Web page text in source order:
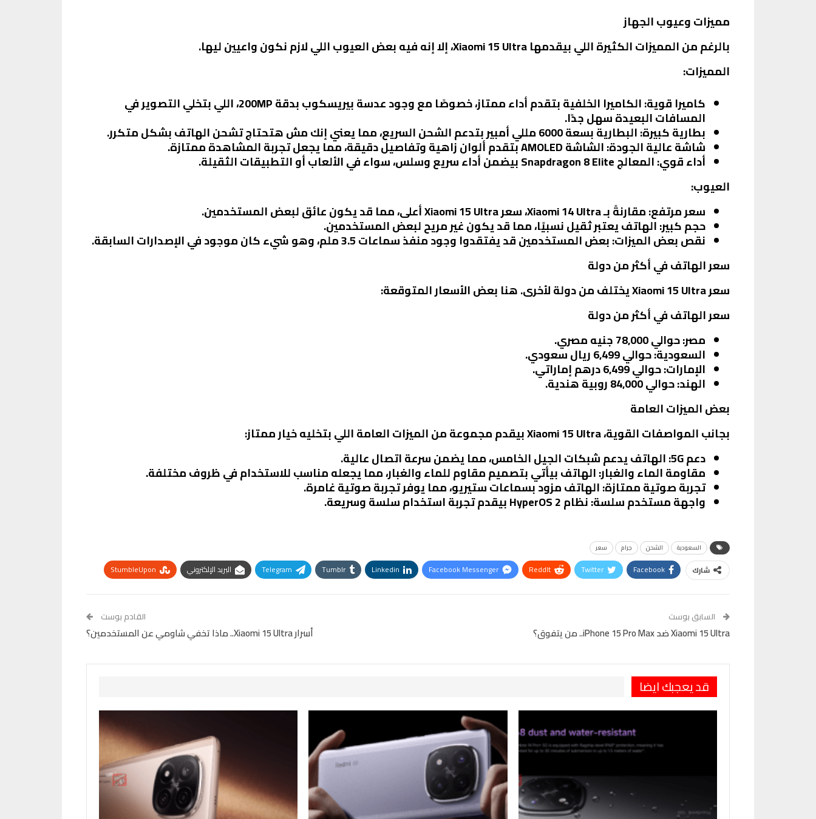
مميزات وعيوب الجهاز
بالرغم من المميزات الكثيرة اللي بيقدمها Xiaomi 15 Ultra، إلا إنه فيه بعض العيوب اللي لازم نكون واعيين ليها.
المميزات:
كاميرا قوية:
الكاميرا الخلفية بتقدم أداء ممتاز، خصوصًا مع وجود عدسة بيريسكوب بدقة 200MP، اللي بتخلي التصوير في
المسافات البعيدة سهل جدًا.
بطارية كبيرة:البطارية بسعة 6000 مللي أمبير بتدعم الشحن السريع، مما يعني إنك مش هتحتاج تشحن الهاتف بشكل متكرر.
شاشة عالية الجودة:الشاشة AMOLED بتقدم ألوان زاهية وتفاصيل دقيقة، مما يجعل تجربة المشاهدة ممتازة.
أداء قوي:المعالج Snapdragon 8 Elite بيضمن أداء سريع وسلس، سواء في الألعاب أو التطبيقات الثقيلة.
العيوب:
سعر مرتفع:مقارنةً بـ Xiaomi 14 Ultra، سعر Xiaomi 15 Ultra أعلى، مما قد يكون عائق لبعض المستخدمين.
حجم كبير:الهاتف يعتبر ثقيل نسبيًا، مما قد يكون غير مريح لبعض المستخدمين.
نقص بعض الميزات:بعض المستخدمين قد يفتقدوا وجود منفذ سماعات 3.5 ملم، وهو شيء كان موجود في الإصدارات السابقة.
سعر الهاتف في أكثر من دولة
سعر Xiaomi 15 Ultra يختلف من دولة لأخرى. هنا بعض الأسعار المتوقعة:
سعر الهاتف في أكثر من دولة
مصر:حوالي 78,000 جنيه مصري.
السعودية:حوالي 6,499 ريال سعودي.
الإمارات:حوالي 6,499 درهم إماراتي.
الهند:حوالي 84,000 روبية هندية.
بعض الميزات العامة
بجانب المواصفات القوية، Xiaomi 15 Ultra بيقدم مجموعة من الميزات العامة اللي بتخليه خيار ممتاز:
دعم 5G:
الهاتف يدعم شبكات الجيل الخامس، مما يضمن سرعة اتصال عالية.
مقاومة الماء والغبار:الهاتف بيأتي بتصميم مقاوم للماء والغبار، مما يجعله مناسب للاستخدام في ظروف مختلفة.
تجربة صوتية ممتازة:الهاتف مزود بسماعات ستيريو، مما يوفر تجربة صوتية غامرة.
واجهة مستخدم سلسة:نظام HyperOS 2 بيقدم تجربة استخدام سلسة وسريعة.
السعودية الشحن جرام سعر
شارك Facebook
Twitter
ReddIt
Facebook Messenger
Linkedin
Tumblr
Telegram البريد الإلكتروني
StumbleUpon
السابق بوست
Xiaomi 15 Ultra ضد iPhone 15 Pro Max.. من يتفوق؟
القادم بوست
أسرار Xiaomi 15 Ultra.. ماذا تخفي شاومي عن المستخدمين؟
قد يعجبك ايضا